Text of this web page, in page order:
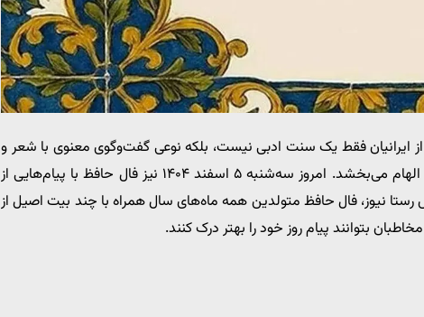
ایرانیان فقط یک سنت ادبی نیست، بلکه نوعی گفت‌وگوی معنوی با شعر و
احساس است؛ آیینی که در بزنگاه‌های زندگی، امید و الهام می‌بخشد. امروز سه‌شنبه ۵ اسفند ۱۴۰۴ نیز فال حافظ با پیام‌هایی از
نیوز، فال حافظ متولدین همه ماه‌های سال همراه با چند بیت اصیل از
بتوانند پیام روز خود را بهتر درک کنند.